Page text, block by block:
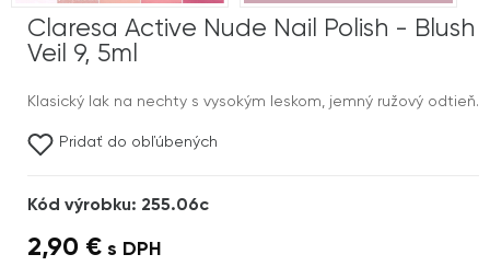
Claresa Active Nude Nail Polish - Blush
Veil 9, 5ml
Klasický lak na nechty s vysokým leskom, jemný ružový odtieň.
Pridať do obľúbených
Kód výrobku: 255.06c
2,90 € s DPH